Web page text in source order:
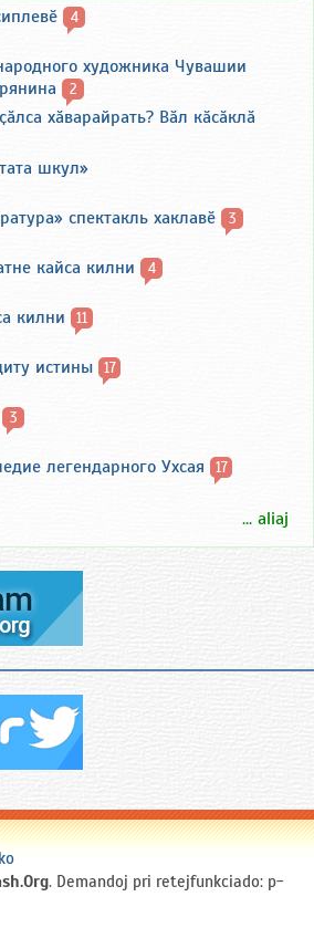
4
художника Чувашии
2
хӑварайрать? Вӑл кӑсӑклӑ
шкул»
спектакль хаклавӗ 3
кайса килни 4
килни 11
истины 17
3
легендарного Ухсая 17
... aliaj
. Demandoj pri retejfunkciado: p-